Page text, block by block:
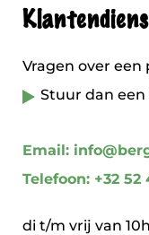
Vragen over
Stuur dan
Email:
Telefoon: +32 52
di t/m vrij van